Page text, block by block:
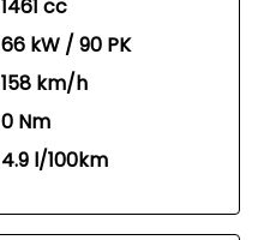
1461 cc
66 kW / 90 PK
158 km/h
0 Nm
4.9 l/100km